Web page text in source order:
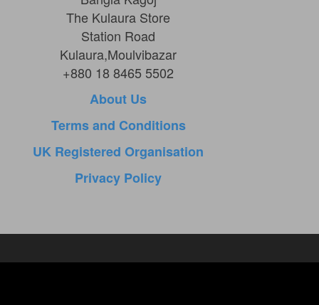
The Kulaura Store
Station Road
Kulaura,Moulvibazar
+880 18 8465 5502
About Us
Terms and Conditions
UK Registered Organisation
Privacy Policy